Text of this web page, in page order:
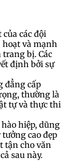
các đội
hoạt và mạnh
bị. Các
định bởi sự
đẳng cấp
thường là
tự và thực thi
hào hiệp, dũng
tưởng cao đẹp
tận cho văn
sau này.